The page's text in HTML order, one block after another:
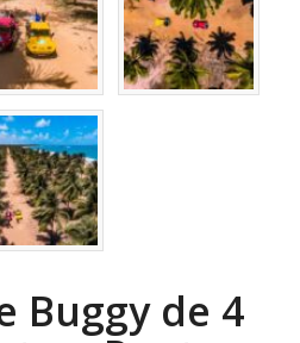
Buggy de 4